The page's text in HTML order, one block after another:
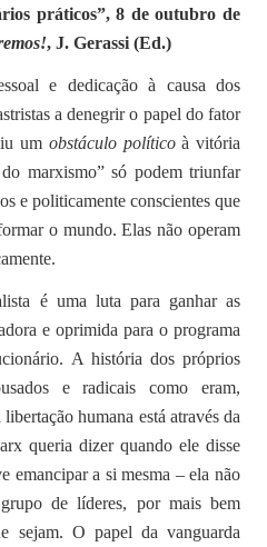
práticos”, 8 de outubro de
, J. Gerassi (Ed.)
e dedicação à causa dos
a denegrir o papel do fator
um obstáculo políticoà vitória
marxismo” só podem triunfar
e politicamente conscientes que
o mundo. Elas não operam
é uma luta para ganhar as
e oprimida para o programa
A história dos próprios
e radicais como eram,
humana está através da
queria dizer quando ele disse
emancipar a si mesma – ela não
de líderes, por mais bem
sejam. O papel da vanguarda